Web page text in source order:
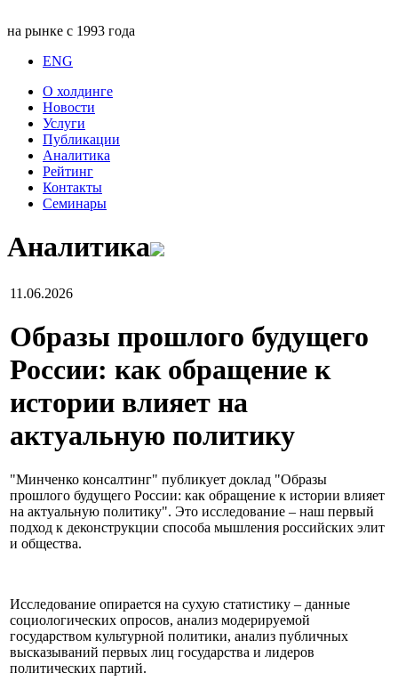
на рынке с 1993 года
ENG
О холдинге
Новости
Услуги
Публикации
Аналитика
Рейтинг
Контакты
Семинары
Аналитика
11.06.2026
Образы прошлого будущего
России: как обращение к
истории влияет на
актуальную политику
"Минченко консалтинг" публикует доклад "Образы
прошлого будущего России: как обращение к истории влияет
на актуальную политику". Это исследование – наш первый
подход к деконструкции способа мышления российских элит
и общества.
Исследование опирается на сухую статистику – данные
социологических опросов, анализ модерируемой
государством культурной политики, анализ публичных
высказываний первых лиц государства и лидеров
политических партий.